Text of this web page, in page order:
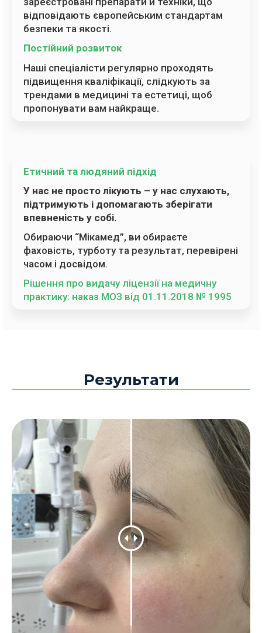
відповідають європейським стандартам
безпеки та якості.
Постійний розвиток
Наші спеціалісти регулярно проходять
підвищення кваліфікації, слідкують за
трендами в медицині та естетиці, щоб
пропонувати вам найкраще.
Етичний та людяний підхід
У нас не просто лікують – у нас слухають,
підтримують і допомагають зберігати
впевненість у собі.
Обираючи “Мікамед”, ви обираєте
фаховість, турботу та результат, перевірені
часом і досвідом.
Рішення про видачу ліцензії на медичну
практику: наказ МОЗ від 01.11.2018 № 1995
Результати